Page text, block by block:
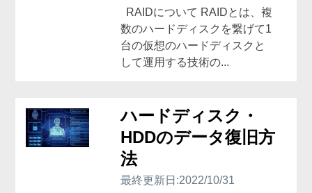
RAIDについて RAIDとは、複
数のハードディスクを繋げて1
台の仮想のハードディスクと
して運用する技術の...
ハードディスク・
HDDのデータ復旧方
法
最終更新日:2022/10/31